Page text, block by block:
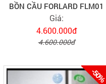
BỒN CẦU FORLARD FLM01
Giá:
4.600.000đ
4.600.000đ
-50%